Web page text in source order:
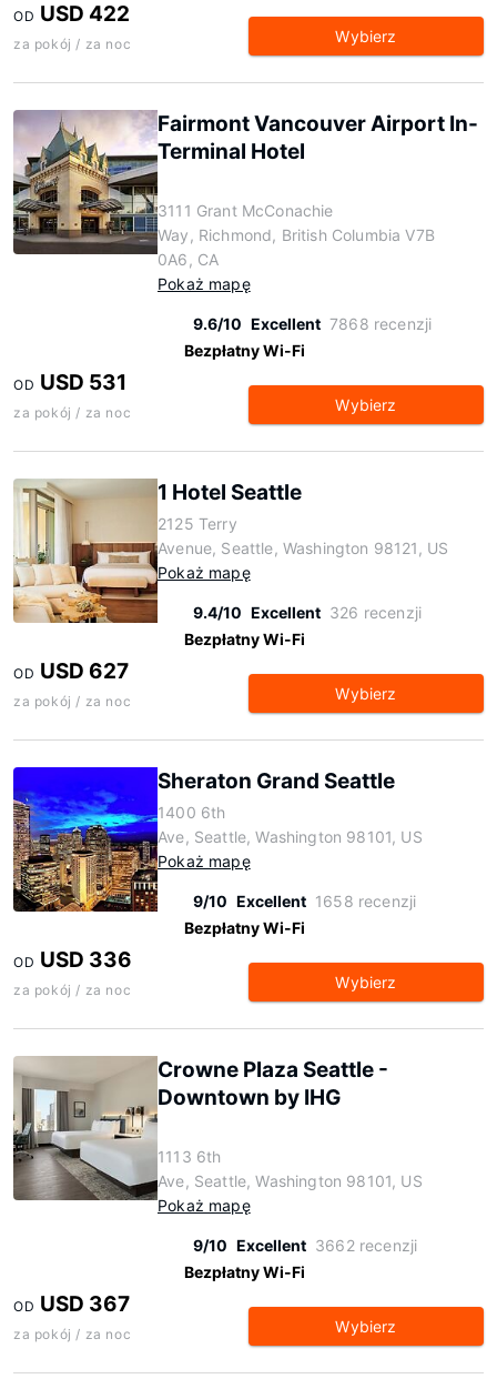
OD USD 422
za pokój / za noc Wybierz
Fairmont Vancouver Airport In-
Terminal Hotel
3111 Grant McConachie
Way, Richmond, British Columbia V7B
0A6, CA
Pokaż mapę
9.6/10 Excellent 7868 recenzji
Bezpłatny Wi-Fi
OD USD 531
za pokój / za noc Wybierz
1 Hotel Seattle
2125 Terry
Avenue, Seattle, Washington 98121, US
Pokaż mapę
9.4/10 Excellent 326 recenzji
Bezpłatny Wi-Fi
OD USD 627
za pokój / za noc Wybierz
Sheraton Grand Seattle
1400 6th
Ave, Seattle, Washington 98101, US
Pokaż mapę
9/10 Excellent 1658 recenzji
Bezpłatny Wi-Fi
OD USD 336
za pokój / za noc Wybierz
Crowne Plaza Seattle -
Downtown by IHG
1113 6th
Ave, Seattle, Washington 98101, US
Pokaż mapę
9/10 Excellent 3662 recenzji
Bezpłatny Wi-Fi
OD USD 367
za pokój / za noc Wybierz